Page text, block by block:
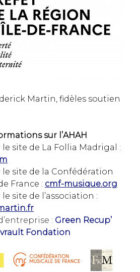
Martin, fidèles soutien
sur l’AHAH
site de La Follia Madrigal :
site de la Confédération
France : cmf-musique.org
site de l’association :
: Green Recup’
Fondation